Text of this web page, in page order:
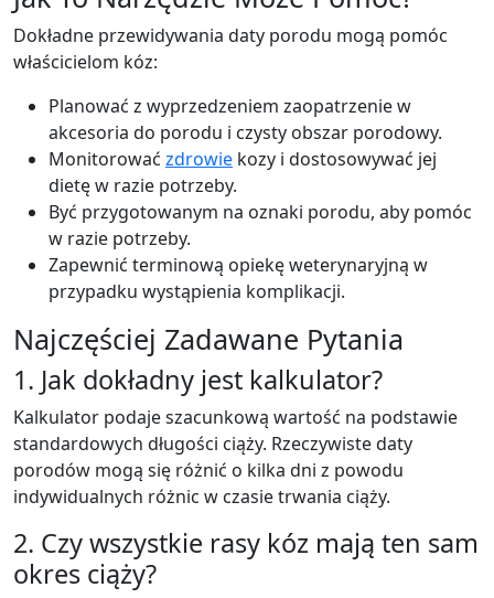
Dokładne przewidywania daty porodu mogą pomóc
właścicielom kóz:
Planować z wyprzedzeniem zaopatrzenie w
akcesoria do porodu i czysty obszar porodowy.
Monitorować zdrowie kozy i dostosowywać jej
dietę w razie potrzeby.
Być przygotowanym na oznaki porodu, aby pomóc
w razie potrzeby.
Zapewnić terminową opiekę weterynaryjną w
przypadku wystąpienia komplikacji.
Najczęściej Zadawane Pytania
1. Jak dokładny jest kalkulator?
Kalkulator podaje szacunkową wartość na podstawie
standardowych długości ciąży. Rzeczywiste daty
porodów mogą się różnić o kilka dni z powodu
indywidualnych różnic w czasie trwania ciąży.
2. Czy wszystkie rasy kóz mają ten sam
okres ciąży?